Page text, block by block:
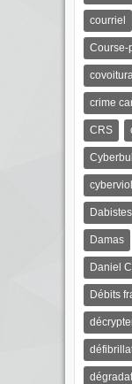
courriel
Course-
crime
CRS
Dabistes
Damas
Daniel
Débits